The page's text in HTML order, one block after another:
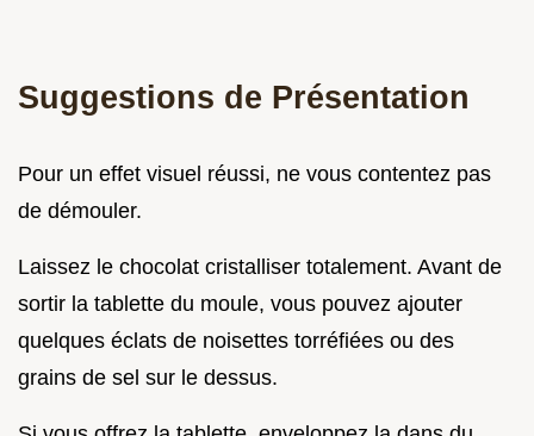
Suggestions de Présentation
Pour un effet visuel réussi, ne vous contentez pas
de démouler.
Laissez le chocolat cristalliser totalement. Avant de
sortir la tablette du moule, vous pouvez ajouter
quelques éclats de noisettes torréfiées ou des
grains de sel sur le dessus.